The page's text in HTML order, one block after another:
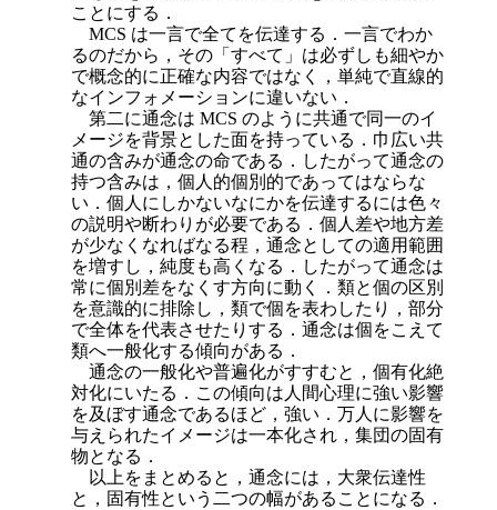
ことにする．
MCS は一言で全てを伝達する．一言でわか
るのだから，その「すべて」 は必ずしも細やか
で概念的に正確な内容ではなく，単純で直線的
なインフォメーションに違いない．
第二に通念は MCS のように共通で同一のイ
メージを背景とした面を持っている．巾広い共
通の含みが通念の命である．したがって通念の
持つ含みは，個人的個別的であってはならな
い．個人にしかないなにかを伝達するには色々
の説明や断わりが必要である．個人差や地方差
が少なくなればなる程，通念としての適用範囲
を増すし，純度も高くなる．したがって通念は
常に個別差をなくす方向に動く．類と個の区別
を意識的に排除し，類で個を表わしたり，部分
で全体を代表させたりする．通念は個をこえて
類へ一般化する傾向がある．
通念の一般化や普遍化がすすむと，個有化絶
対化にいたる．この傾向は人間心理に強い影響
を及ぼす通念であるほど，強い．万人に影響を
与えられたイメージは一本化され，集団の固有
物となる．
以上をまとめると，通念には，大衆伝達性
と，固有性という二つの幅があることになる．